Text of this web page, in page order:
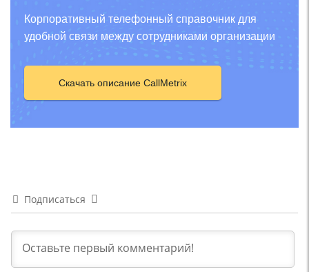
Корпоративный телефонный справочник для
удобной связи между сотрудниками организации
Скачать описание CallMetrix
Подписаться